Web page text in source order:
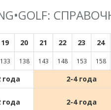
19 20 21 22 23 24
133 138 143 148 153 158
года 2-4 года
года 2-4 года